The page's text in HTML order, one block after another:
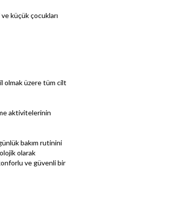
küçük çocukları
olmak üzere tüm cilt
aktivitelerinin
bakım rutinini
olarak
ve güvenli bir